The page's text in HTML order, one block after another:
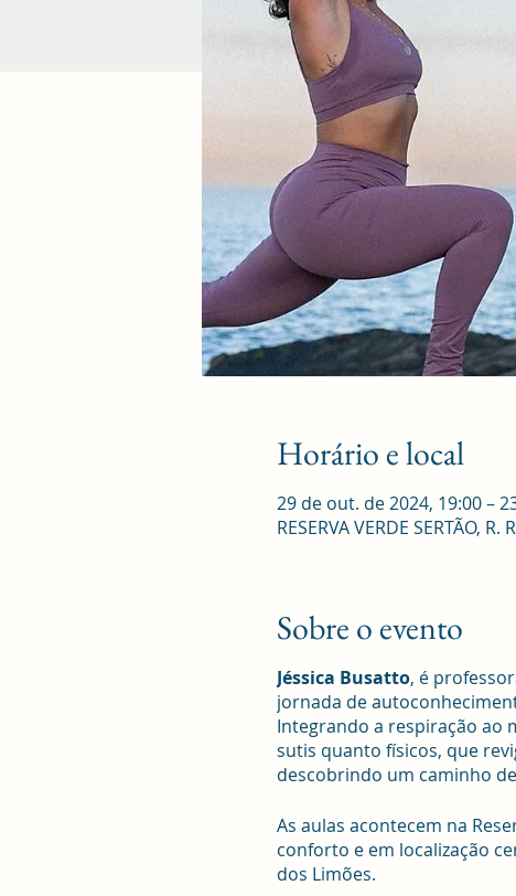
Horário e local
29 de out. de 2024, 19:00 –
RESERVA VERDE SERTÃO,
Sobre o evento
Jéssica Busatto, é
jornada de
Integrando a respiração ao
sutis quanto físicos, que
descobrindo um caminho
As aulas acontecem na
conforto e em localização
dos Limões.